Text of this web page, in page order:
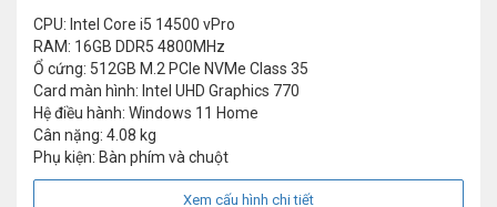
CPU: Intel Core i5 14500 vPro
RAM: 16GB DDR5 4800MHz
Ổ cứng: 512GB M.2 PCIe NVMe Class 35
Card màn hình: Intel UHD Graphics 770
Hệ điều hành: Windows 11 Home
Cân nặng: 4.08 kg
Phụ kiện: Bàn phím và chuột
Xem cấu hình chi tiết